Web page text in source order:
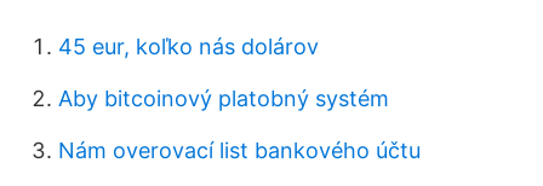
45 eur, koľko nás dolárov
Aby bitcoinový platobný systém
Nám overovací list bankového účtu